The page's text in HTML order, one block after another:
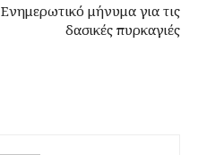
Ενημερωτικό μήνυμα για τις
δασικές πυρκαγιές